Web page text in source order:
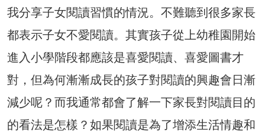
我分享子女閱讀習慣的情況。不難聽到很多家長
都表示子女不愛閱讀。其實孩子從上幼稚園開始
進入小學階段都應該是喜愛閱讀、喜愛圖書才
對，但為何漸漸成長的孩子對閱讀的興趣會日漸
減少呢？而我通常都會了解一下家長對閱讀目的
的看法是怎樣？如果閱讀是為了增添生活情趣和